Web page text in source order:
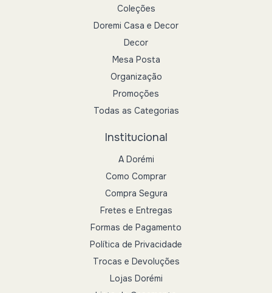
Coleções
Doremi Casa e Decor
Decor
Mesa Posta
Organização
Promoções
Todas as Categorias
Institucional
A Dorémi
Como Comprar
Compra Segura
Fretes e Entregas
Formas de Pagamento
Política de Privacidade
Trocas e Devoluções
Lojas Dorémi